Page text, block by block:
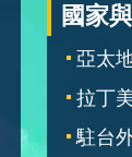
國家
亞太
拉丁
駐台